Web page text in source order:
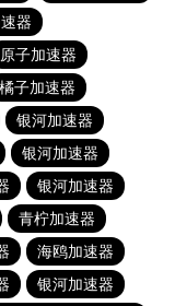
器
原子加速器
橘子加速器
银河加速器
银河加速器
银河加速器
青柠加速器
海鸥加速器
银河加速器